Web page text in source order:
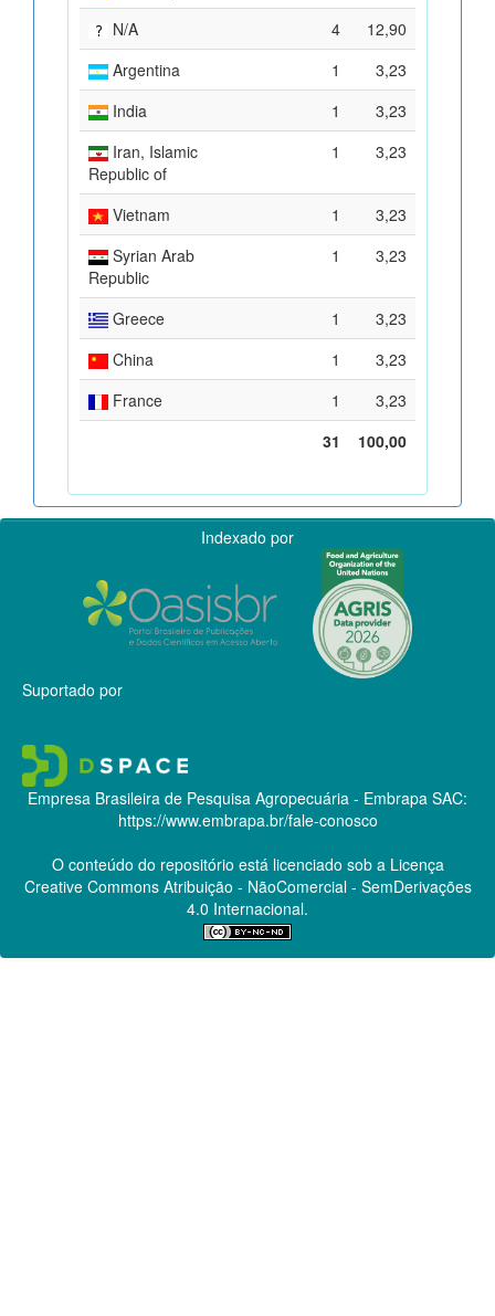
N/A
4
12,90
Argentina
1
3,23
India
1
3,23
Iran, Islamic
Republic of
1 3,23
Vietnam 1
3,23
Syrian Arab
Republic
1 3,23
Greece 1
3,23
China
1
3,23
France
1
3,23
31
100,00
Indexado por
Suportado por
Empresa Brasileira de Pesquisa Agropecuária - Embrapa SAC:
https://www.embrapa.br/fale-conosco
O conteúdo do repositório está licenciado sob a Licença
Creative CommonsAtribuição - NãoComercial - SemDerivações
4.0 Internacional.